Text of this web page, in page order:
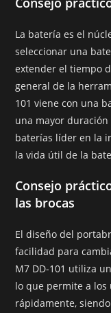
La batería es el
seleccionar una
extender el tiempo
general de la
101 viene con una
una mayor
baterías líder en la
la vida útil de la
Consejo
las brocas
El diseño del
facilidad para
M7 DD-101 utiliza
lo que permite a los
rápidamente,